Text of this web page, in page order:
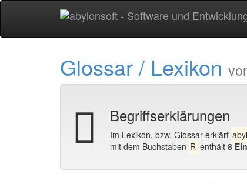
Glossar / Lexikon
Begriffserklärungen
Im Lexikon, bzw. Glossar erklärt
mit dem Buchstaben R enthält8